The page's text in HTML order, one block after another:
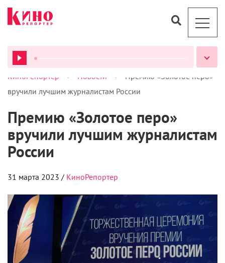
ВСЕ ПОДКАСТЫ
КиноРепортер > Новости >
Премию «Золотое перо»
вручили лучшим журналистам России
Премию «Золотое перо»
вручили лучшим журналистам
России
31 марта 2023 / КиноРепортер